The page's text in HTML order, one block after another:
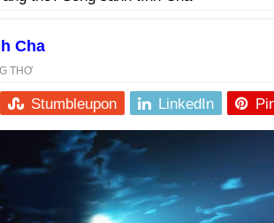
Cha
THƠ
Stumbleupon LinkedIn